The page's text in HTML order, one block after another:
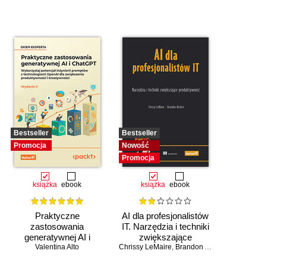
Bestseller
Promocja
książka ebook
Praktyczne
zastosowania
generatywnej AI i
ChatGPT. Wykorzystaj
Valentina Alto
Bestseller
Nowość
Promocja
książka ebook
AI dla profesjonalistów
IT. Narzędzia i techniki
zwiększające
produktywność
Chrissy LeMaire, Brandon Abshire